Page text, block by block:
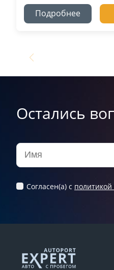
Подробнее
Остались
Согласен(а) c